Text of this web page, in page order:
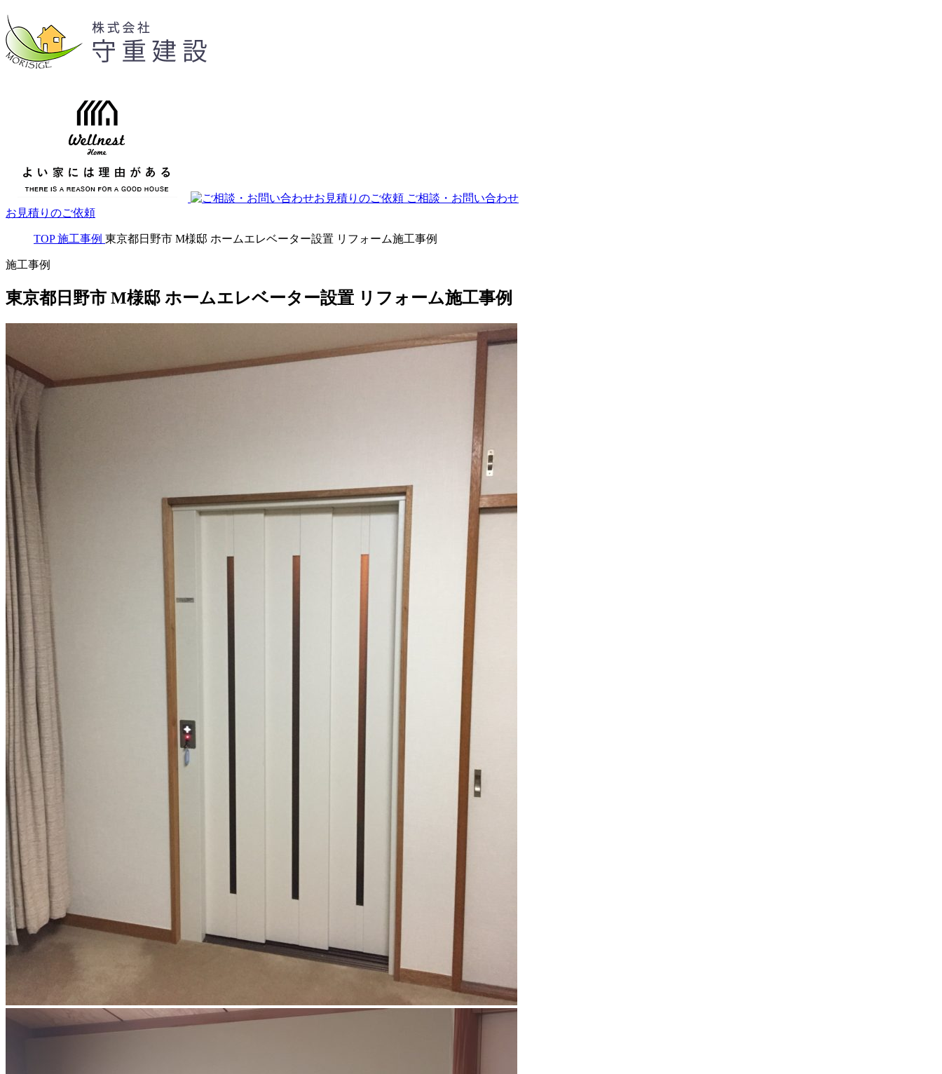
ご相談・お問い合わせ
お見積りのご依頼
TOP 施工事例 東京都日野市 M様邸 ホームエレベーター設置 リフォーム施工事例
施工事例
東京都日野市 M様邸 ホームエレベーター設置 リフォーム施工事例